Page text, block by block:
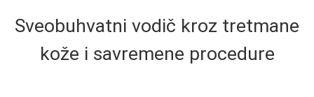
Sveobuhvatni vodič kroz tretmane
kože i savremene procedure